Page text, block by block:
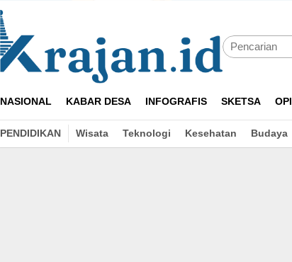
NASIONAL KABAR DESA INFOGRAFIS SKETSA
PENDIDIKAN Wisata Teknologi Kesehatan Budaya